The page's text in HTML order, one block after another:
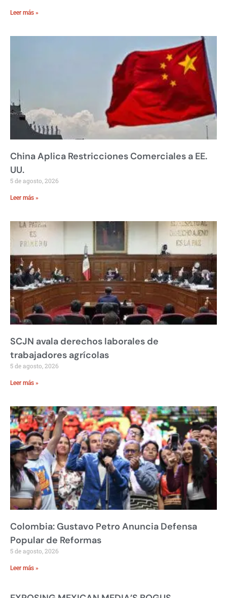
Leer más »
China Aplica Restricciones Comerciales a EE.
UU.
5 de agosto, 2026
Leer más »
SCJN avala derechos laborales de
trabajadores agrícolas
5 de agosto, 2026
Leer más »
Colombia: Gustavo Petro Anuncia Defensa
Popular de Reformas
5 de agosto, 2026
Leer más »